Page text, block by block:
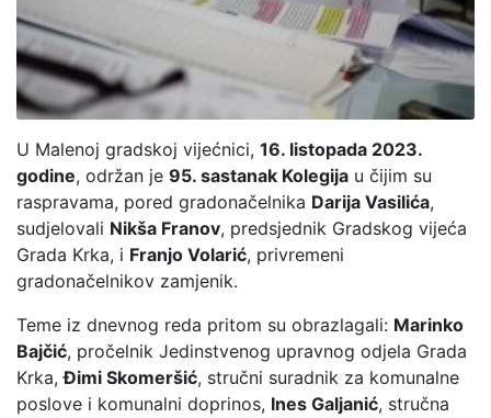
U Malenoj gradskoj vijećnici, 16. listopada 2023.
godine, održan je 95. sastanak Kolegija u čijim su
raspravama, pored gradonačelnika Darija Vasilića,
sudjelovali Nikša Franov, predsjednik Gradskog vijeća
Grada Krka, i Franjo Volarić, privremeni
gradonačelnikov zamjenik.
Teme iz dnevnog reda pritom su obrazlagali: Marinko
Bajčić, pročelnik Jedinstvenog upravnog odjela Grada
Krka,Đimi Skomeršić, stručni suradnik za komunalne
poslove i komunalni doprinos, Ines Galjanić, stručna